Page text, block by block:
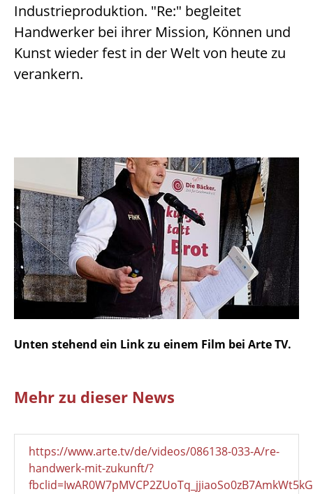
Industrieproduktion. "Re:" begleitet
Handwerker bei ihrer Mission, Können und
Kunst wieder fest in der Welt von heute zu
verankern.
Unten stehend ein Link zu einem Film bei Arte TV.
Mehr zu dieser News
https://www.arte.tv/de/videos/086138-033-A/re-
handwerk-mit-zukunft/?